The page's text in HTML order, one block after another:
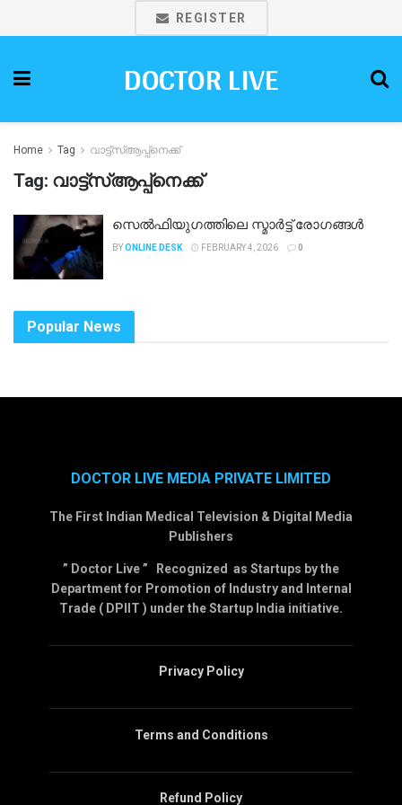
REGISTER
DOCTOR LIVE
Home Tag വാട്ട്സ്‌ആപ്പ്നെക്ക്
Tag: വാട്ട്സ്‌ആപ്പ്നെക്ക്
സെൽഫിയുഗത്തിലെ സ്മാർട്ട് രോഗങ്ങൾ
BYONLINE DESK FEBRUARY 4, 2026 0
Popular News
DOCTOR LIVE MEDIA PRIVATE LIMITED
The First Indian Medical Television & Digital Media
Publishers
” Doctor Live ” Recognized as Startups by the
Department for Promotion of Industry and Internal
Trade ( DPIIT ) under the Startup India initiative.
Privacy Policy
Terms and Conditions
Refund Policy